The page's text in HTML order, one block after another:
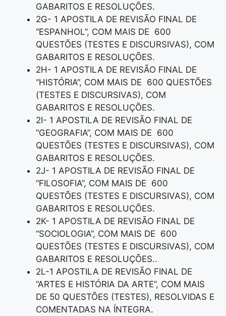
GABARITOS E RESOLUÇÕES.
2G- 1 APOSTILA DE REVISÃO FINAL DE
“ESPANHOL”, COM MAIS DE 600
QUESTÕES (TESTES E DISCURSIVAS), COM
GABARITOS E RESOLUÇÕES.
2H- 1 APOSTILA DE REVISÃO FINAL DE
“HISTÓRIA”, COM MAIS DE 600 QUESTÕES
(TESTES E DISCURSIVAS), COM
GABARITOS E RESOLUÇÕES.
2I- 1 APOSTILA DE REVISÃO FINAL DE
“GEOGRAFIA”, COM MAIS DE 600
QUESTÕES (TESTES E DISCURSIVAS), COM
GABARITOS E RESOLUÇÕES.
2J- 1 APOSTILA DE REVISÃO FINAL DE
“FILOSOFIA”, COM MAIS DE 600
QUESTÕES (TESTES E DISCURSIVAS), COM
GABARITOS E RESOLUÇÕES.
2K- 1 APOSTILA DE REVISÃO FINAL DE
“SOCIOLOGIA”, COM MAIS DE 600
QUESTÕES (TESTES E DISCURSIVAS), COM
GABARITOS E RESOLUÇÕES..
2L-1 APOSTILA DE REVISÃO FINAL DE
“ARTES E HISTÓRIA DA ARTE”, COM MAIS
DE 50 QUESTÕES (TESTES), RESOLVIDAS E
COMENTADAS NA ÍNTEGRA.